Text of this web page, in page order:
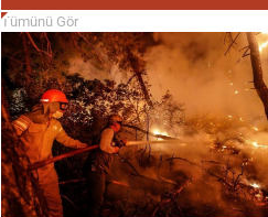
Tümünü Gör